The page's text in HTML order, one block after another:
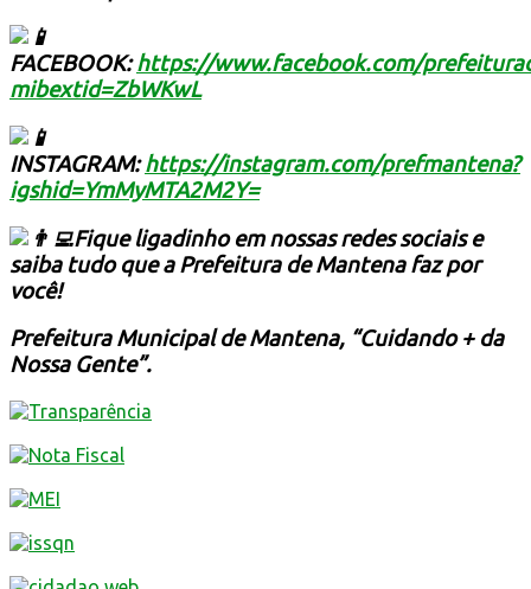
FACEBOOK:https://www.facebook.com/
mibextid=ZbWKwL
INSTAGRAM:https://instagram.com/prefmantena?
igshid=YmMyMTA2M2Y=
Fique ligadinho em nossas redes sociais e
saiba tudo que a Prefeitura de Mantena faz por
você!
Prefeitura Municipal de Mantena, “Cuidando + da
Nossa Gente”.